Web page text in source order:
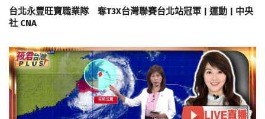
台北永豐旺寶職業隊 奪T3X台灣聯賽台北站冠軍 | 運動 | 中央
社 CNA